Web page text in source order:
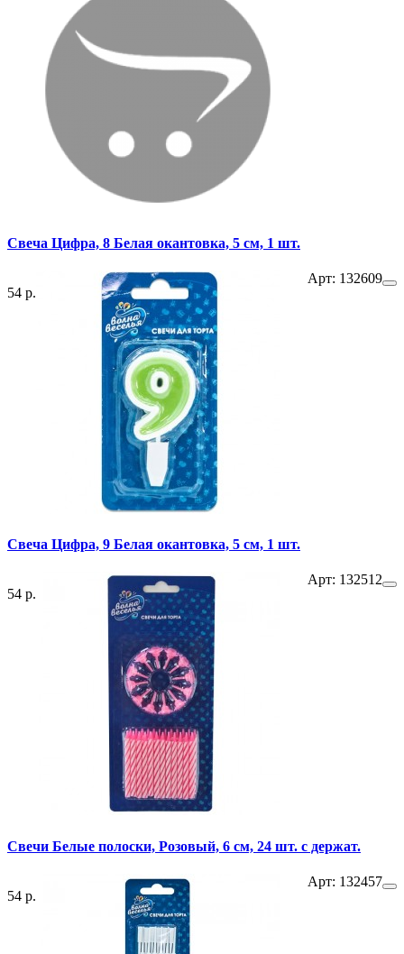
Свеча Цифра, 8 Белая окантовка, 5 см, 1 шт.
54 р.
Арт: 132609
Свеча Цифра, 9 Белая окантовка, 5 см, 1 шт.
54 р.
Арт: 132512
Свечи Белые полоски, Розовый, 6 см, 24 шт. с держат.
54 р.
Арт: 132457